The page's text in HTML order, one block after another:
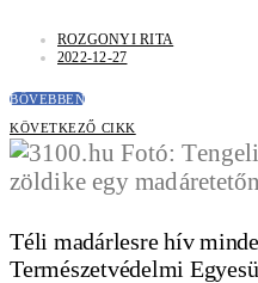
ROZGONYI RITA
2022-12-27
BŐVEBBEN
KÖVETKEZŐ CIKK
Téli madárlesre hív
Természetvédelmi